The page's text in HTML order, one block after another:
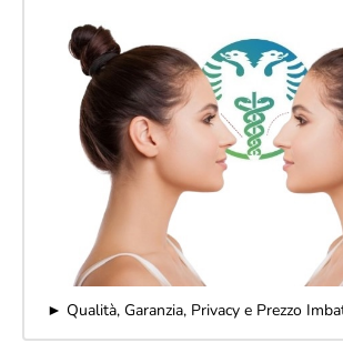
► Qualità, Garanzia, Privacy e Prezzo